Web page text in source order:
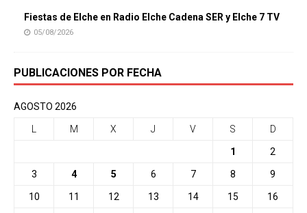
Fiestas de Elche en Radio Elche Cadena SER y Elche 7 TV
05/08/2026
PUBLICACIONES POR FECHA
AGOSTO 2026
M X J V S D
1 2
3 4 5 6 7 8 9
10 11 12 13 14 15 16